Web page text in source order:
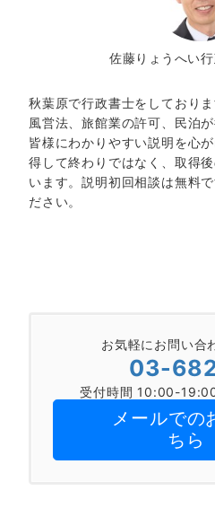
佐藤りょうへい
秋葉原で行政書士をしており
風営法、旅館業の許可、民泊
皆様にわかりやすい説明を心
得して終わりではなく、取得
います。説明初回相談は無料
ださい。
お気軽にお問い合
03-
受付時間 10:00-
メールでの
ちら